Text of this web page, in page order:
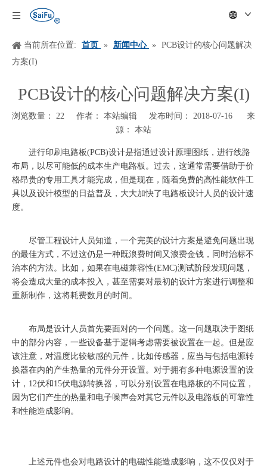
当前所在位置: 首页 » 新闻中心 »
PCB设计的核心问题解决
方案(I)
PCB设计的核心问题解决方案(I)
浏览数量： 22 作者： 本站编辑 发布时间： 2018-07-16 来
源： 本站
["wechat","weibo","qzone","douban","email"]
进行印刷电路板(PCB)设计是指通过设计原理图纸，进行线路
布局，以尽可能低的成本生产电路板。过去，这通常需要借助于价
格昂贵的专用工具才能完成，但是现在，随着免费的高性能软件工
具以及设计模型的日益普及，大大加快了电路板设计人员的设计速
度。
尽管工程设计人员知道，一个完美的设计方案是避免问题出现
的最佳方式，不过这仍是一种既浪费时间又浪费金钱，同时治标不
治本的方法。比如，如果在电磁兼容性(EMC)测试阶段发现问题，
将会造成大量的成本投入，甚至需要对最初的设计方案进行调整和
重新制作，这将耗费数月的时间。
布局是设计人员首先要面对的一个问题。这一问题取决于图纸
中的部分内容，一些设备基于逻辑考虑需要被设置在一起。但是应
该注意，对温度比较敏感的元件，比如传感器，应当与包括电源转
换器在内的产生热量的元件分开设置。对于拥有多种电源设置的设
计， 12伏和15伏电源转换器，可以分别设置在电路板的不同位置，
因为它们产生的热量和电子噪声会对其它元件以及电路板的可靠性
和性能造成影响。
上述元件也会对电路设计的电磁性能造成影响，这不仅仅对于